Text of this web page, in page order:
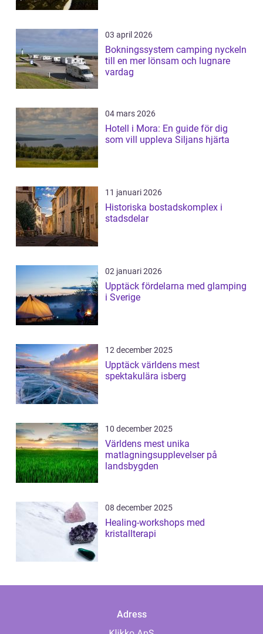
03 april 2026
Bokningssystem camping nyckeln
till en mer lönsam och lugnare
vardag
04 mars 2026
Hotell i Mora: En guide för dig
som vill uppleva Siljans hjärta
11 januari 2026
Historiska bostadskomplex i
stadsdelar
02 januari 2026
Upptäck fördelarna med glamping
i Sverige
12 december 2025
Upptäck världens mest
spektakulära isberg
10 december 2025
Världens mest unika
matlagningsupplevelser på
landsbygden
08 december 2025
Healing-workshops med
kristallterapi
Adress